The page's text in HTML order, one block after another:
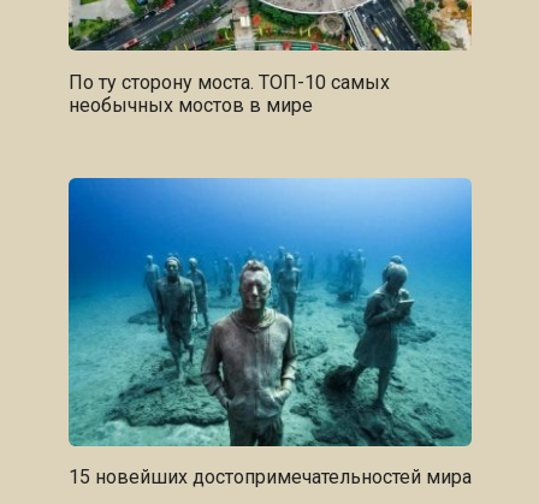
По ту сторону моста. ТОП-10 самых
необычных мостов в мире
15 новейших достопримечательностей мира